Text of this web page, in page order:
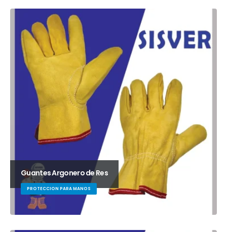
Guantes Argonero de Res
PROTECCION PARA MANOS